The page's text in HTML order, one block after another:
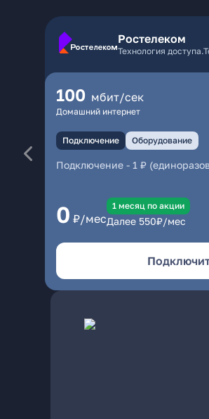
Ростелеком
Технология
100 мбит/сек
Домашний интернет
Подключение Оборудование
Подключение - 1 ₽
0 ₽/мес
1 месяц по акции
Далее 550₽/мес